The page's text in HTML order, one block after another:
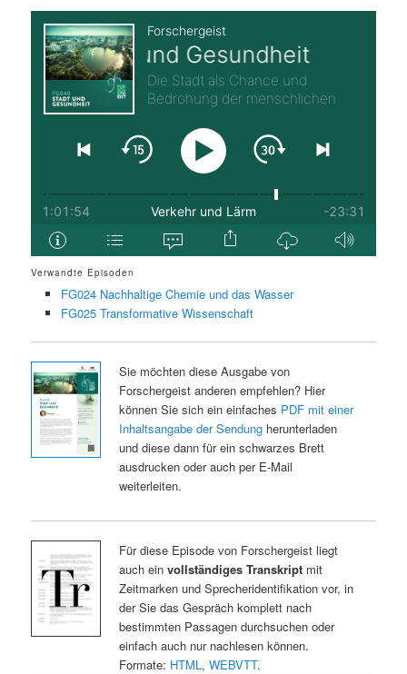
Verwandte Episoden
FG024 Nachhaltige Chemie und das Wasser
FG025 Transformative Wissenschaft
Sie möchten diese Ausgabe von
Forschergeist anderen empfehlen? Hier
können Sie sich ein einfaches PDF mit einer
Inhaltsangabe der Sendungherunterladen
und diese dann für ein schwarzes Brett
ausdrucken oder auch per E-Mail
weiterleiten.
Für diese Episode von Forschergeist liegt
auch ein vollständiges Transkriptmit
Zeitmarken und Sprecheridentifikation vor, in
der Sie das Gespräch komplett nach
bestimmten Passagen durchsuchen oder
einfach auch nur nachlesen können.
Formate: HTML , WEBVTT.